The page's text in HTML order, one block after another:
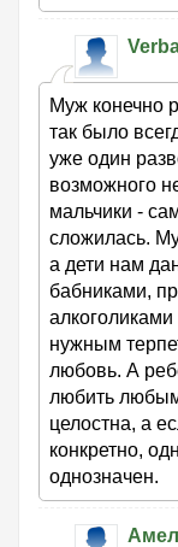
Муж конечно
так было
уже один
возможного
мальчики -
сложилась.
а дети нам
бабниками,
нужным
любовь. А
любить
целостна, а
конкретно,
однозначен.